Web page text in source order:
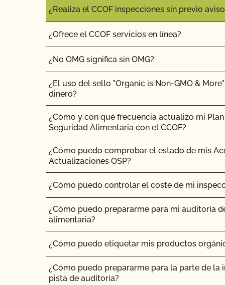
¿Realiza el CCOF inspecciones sin previo
¿Ofrece el CCOF servicios en línea?
¿No OMG significa sin OMG?
¿El uso del sello "Organic is Non-GMO &
dinero?
¿Cómo y con qué frecuencia actualizo mi
Seguridad Alimentaria con el CCOF?
¿Cómo puedo comprobar el estado de mis
Actualizaciones OSP?
¿Cómo puedo controlar el coste de mi
¿Cómo puedo prepararme para mi auditoría
alimentaria?
¿Cómo puedo etiquetar mis productos
¿Cómo puedo prepararme para la parte de la
pista de auditoría?